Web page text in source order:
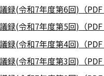
録(令和7年度第6回)（PDF
録(令和7年度第5回)（PDF
録(令和7年度第4回)（PDF
録(令和7年度第3回)（PDF